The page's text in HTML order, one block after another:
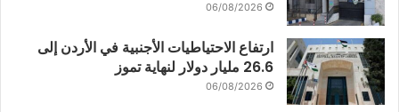
06/08/2026
ارتفاع الاحتياطيات الأجنبية في الأردن إلى
26.6 مليار دولار لنهاية تموز
06/08/2026